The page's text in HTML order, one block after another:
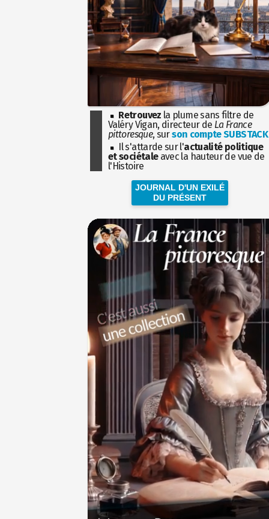
Retrouvez la plume sans filtre de
Valéry Vigan, directeur de La France
pittoresque, surson compte SUBSTACK
Il s'attarde sur l'actualité politique
et sociétaleavec la hauteur de vue de
l'Histoire
JOURNAL D'UN EXILÉ
DU PRÉSENT